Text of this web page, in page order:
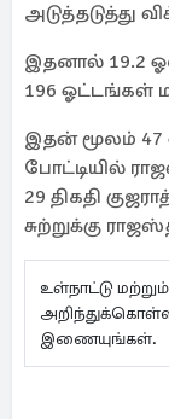
அடுத்தடுத்து
இதனால் 19.2
196 ஓட்டங்கள்
இதன் மூலம் 47
போட்டியில்
29 திகதி
சுற்றுக்கு
உள்நாட்டு
அறிந்துக்கொள்ள
இணையுங்கள்.